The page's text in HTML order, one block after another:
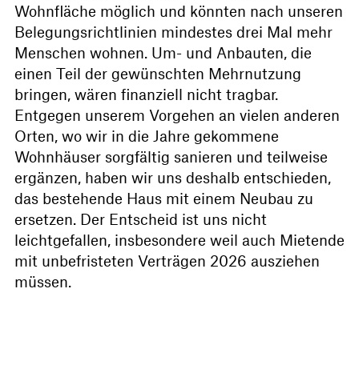
Wohnfläche möglich und könnten nach unseren
Belegungsrichtlinien mindestes drei Mal mehr
Menschen wohnen. Um- und Anbauten, die
einen Teil der gewünschten Mehrnutzung
bringen, wären finanziell nicht tragbar.
Entgegen unserem Vorgehen an vielen anderen
Orten, wo wir in die Jahre gekommene
Wohnhäuser sorgfältig sanieren und teilweise
ergänzen, haben wir uns deshalb entschieden,
das bestehende Haus mit einem Neubau zu
ersetzen. Der Entscheid ist uns nicht
leichtgefallen, insbesondere weil auch Mietende
mit unbefristeten Verträgen 2026 ausziehen
müssen.